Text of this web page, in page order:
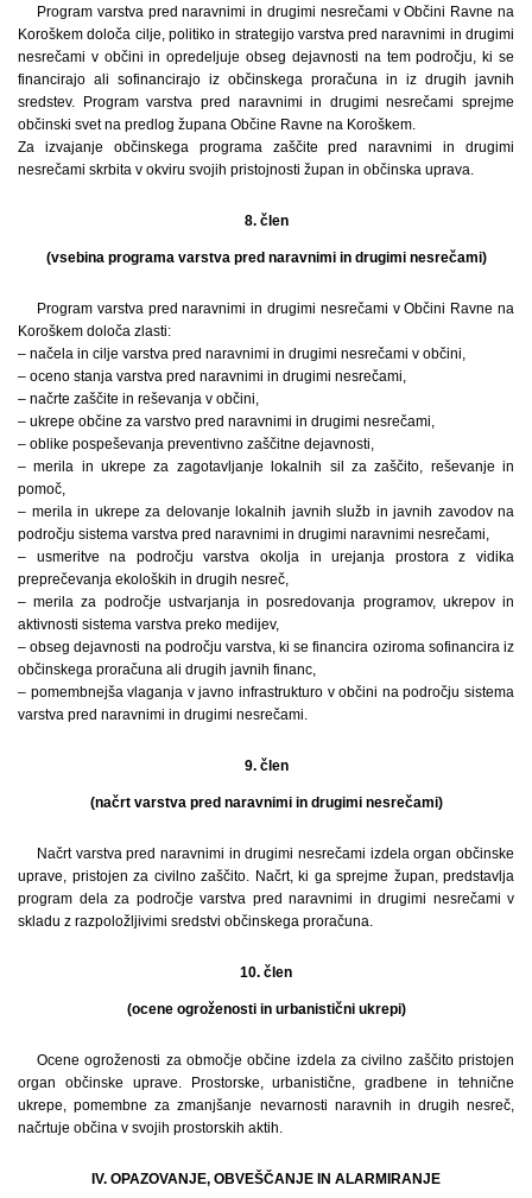
Program varstva pred naravnimi in drugimi nesrečami v Občini Ravne na
Koroškem določa cilje, politiko in strategijo varstva pred naravnimi in drugimi
nesrečami v občini in opredeljuje obseg dejavnosti na tem področju, ki se
financirajo ali sofinancirajo iz občinskega proračuna in iz drugih javnih
sredstev. Program varstva pred naravnimi in drugimi nesrečami sprejme
občinski svet na predlog župana Občine Ravne na Koroškem.
Za izvajanje občinskega programa zaščite pred naravnimi in drugimi
nesrečami skrbita v okviru svojih pristojnosti župan in občinska uprava.
8. člen
(vsebina programa varstva pred naravnimi in drugimi nesrečami)
Program varstva pred naravnimi in drugimi nesrečami v Občini Ravne na
Koroškem določa zlasti:
– načela in cilje varstva pred naravnimi in drugimi nesrečami v občini,
– oceno stanja varstva pred naravnimi in drugimi nesrečami,
– načrte zaščite in reševanja v občini,
– ukrepe občine za varstvo pred naravnimi in drugimi nesrečami,
– oblike pospeševanja preventivno zaščitne dejavnosti,
– merila in ukrepe za zagotavljanje lokalnih sil za zaščito, reševanje in
pomoč,
– merila in ukrepe za delovanje lokalnih javnih služb in javnih zavodov na
področju sistema varstva pred naravnimi in drugimi naravnimi nesrečami,
– usmeritve na področju varstva okolja in urejanja prostora z vidika
preprečevanja ekoloških in drugih nesreč,
– merila za področje ustvarjanja in posredovanja programov, ukrepov in
aktivnosti sistema varstva preko medijev,
– obseg dejavnosti na področju varstva, ki se financira oziroma sofinancira iz
občinskega proračuna ali drugih javnih financ,
– pomembnejša vlaganja v javno infrastrukturo v občini na področju sistema
varstva pred naravnimi in drugimi nesrečami.
9. člen
(načrt varstva pred naravnimi in drugimi nesrečami)
Načrt varstva pred naravnimi in drugimi nesrečami izdela organ občinske
uprave, pristojen za civilno zaščito. Načrt, ki ga sprejme župan, predstavlja
program dela za področje varstva pred naravnimi in drugimi nesrečami v
skladu z razpoložljivimi sredstvi občinskega proračuna.
10. člen
(ocene ogroženosti in urbanistični ukrepi)
Ocene ogroženosti za območje občine izdela za civilno zaščito pristojen
organ občinske uprave. Prostorske, urbanistične, gradbene in tehnične
ukrepe, pomembne za zmanjšanje nevarnosti naravnih in drugih nesreč,
načrtuje občina v svojih prostorskih aktih.
IV. OPAZOVANJE, OBVEŠČANJE IN ALARMIRANJE